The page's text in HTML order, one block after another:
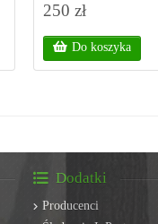
250 zł
Do koszyka
Dodatki
Producenci